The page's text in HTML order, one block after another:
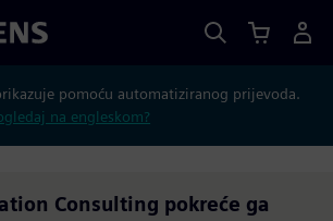
pomoću automatiziranog prijevoda.
na engleskom?
Consulting pokreće ga